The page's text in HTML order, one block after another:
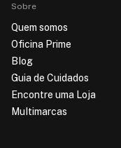
Sobre
Quem somos
Oficina Prime
Blog
Guia de Cuidados
Encontre uma Loja
Multimarcas